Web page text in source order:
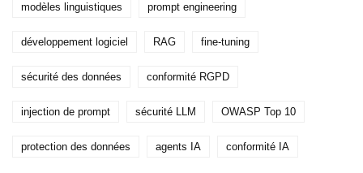
modèles linguistiques prompt engineering
développement logiciel RAG fine-tuning
sécurité des données conformité RGPD
injection de prompt sécurité LLM OWASP Top 10
protection des données agents IA conformité IA